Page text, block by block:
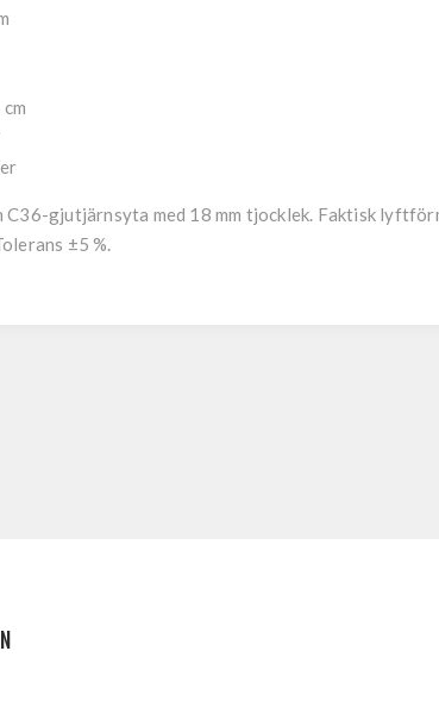
gjutjärnsyta med 18 mm tjocklek. Faktisk
±5 %.